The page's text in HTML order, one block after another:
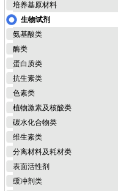
培养基原材料
生物试剂
氨基酸类
酶类
蛋白质类
抗生素类
色素类
植物激素及核酸类
碳水化合物类
维生素类
分离材料及耗材类
表面活性剂
缓冲剂类